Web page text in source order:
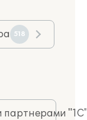
518
партнерами